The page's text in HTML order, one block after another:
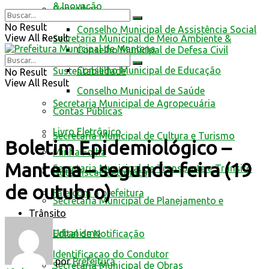
Conselhos
Conselho Municipal de Assistência Social
Conselho Municipal de Defesa Civil
Conselho Municipal de Educação
Conselho Municipal de Saúde
Contas Públicas
Livro Eletrônico
Minha Folha
Nota Fiscal Eletrônica
Fale com a prefeitura
Trânsito
Edital de Notificação
Identificacao do Condutor
& Inovação
Secretaria Municipal de Meio Ambiente &
Sustentabilidade
Secretaria Municipal de Agropecuária
Secretaria Municipal de Cultura e Turismo
Secretaria Municipal de Transporte e Trânsito
Secretaria Municipal de Planejamento e
Urbanismo
Secretaria Municipal de Obras
No Result
View All Result
No Result
View All Result
Boletim Epidemiológico –
Mantena – segunda-feira (19
de outubro)
por Prefeitura